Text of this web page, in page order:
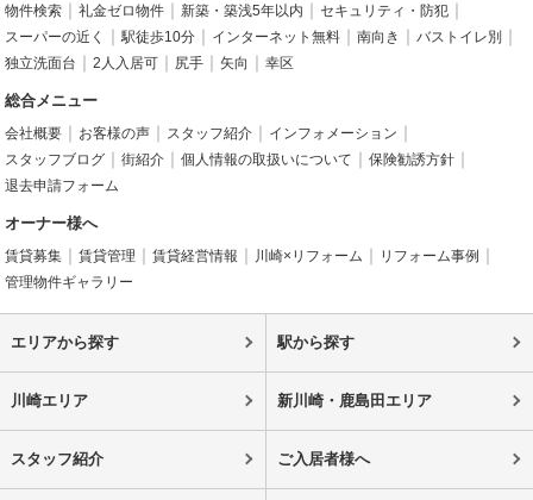
物件検索 礼金ゼロ物件 新築・築浅5年以内
セキュリティ・防犯
スーパーの近く
駅徒歩10分 インターネット無料 南向き
バストイレ別
独立洗面台
2人入居可 尻手 矢向 幸区
総合メニュー
会社概要 お客様の声 スタッフ紹介
インフォメーション
スタッフブログ
街紹介 個人情報の取扱いについて
保険勧誘方針
退去申請フォーム
オーナー様へ
賃貸募集 賃貸管理 賃貸経営情報 川崎×リフォーム
リフォーム事例
管理物件ギャラリー
エリアから探す 駅から探す
川崎エリア 新川崎・鹿島田エリア
スタッフ紹介 ご入居者様へ